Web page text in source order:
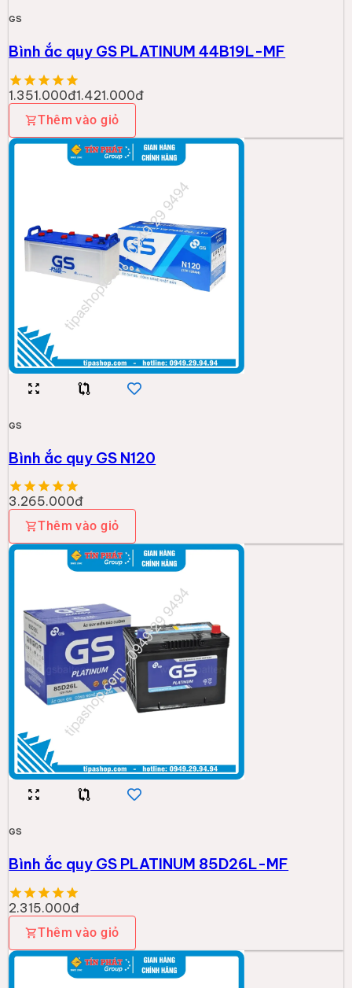
GS
Bình ắc quy GS PLATINUM 44B19L-MF
1.351.000đ1.421.000đ
Thêm vào giỏ
GS
Bình ắc quy GS N120
3.265.000đ
Thêm vào giỏ
GS
Bình ắc quy GS PLATINUM 85D26L-MF
2.315.000đ
Thêm vào giỏ